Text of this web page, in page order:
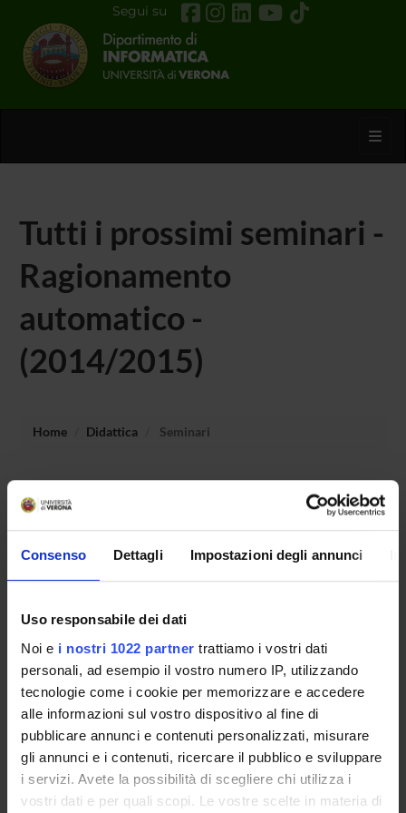
Consenso Dettagli Impostazioni degli annunci
Uso responsabile dei dati
Noi e i nostri 1022 partner trattiamo i vostri dati
personali, ad esempio il vostro numero IP, utilizzando
tecnologie come i cookie per memorizzare e accedere
alle informazioni sul vostro dispositivo al fine di
pubblicare annunci e contenuti personalizzati, misurare
gli annunci e i contenuti, ricercare il pubblico e sviluppare
i servizi. Avete la possibilità di scegliere chi utilizza i
vostri dati e per quali scopi. Le vostre scelte in materia di
Segui su
Tutti i prossimi seminari -
Ragionamento
automatico -
(2014/2015)
Home Didattica Seminari
Non è stato trovato alcun seminario relativo
all'insegnamento Ragionamento automatico.
CORSI DI STUDIO
DOTTORATI, MASTER E FORMAZIONE SUPERIORE
Contatti
Persone
Luoghi
Calendario